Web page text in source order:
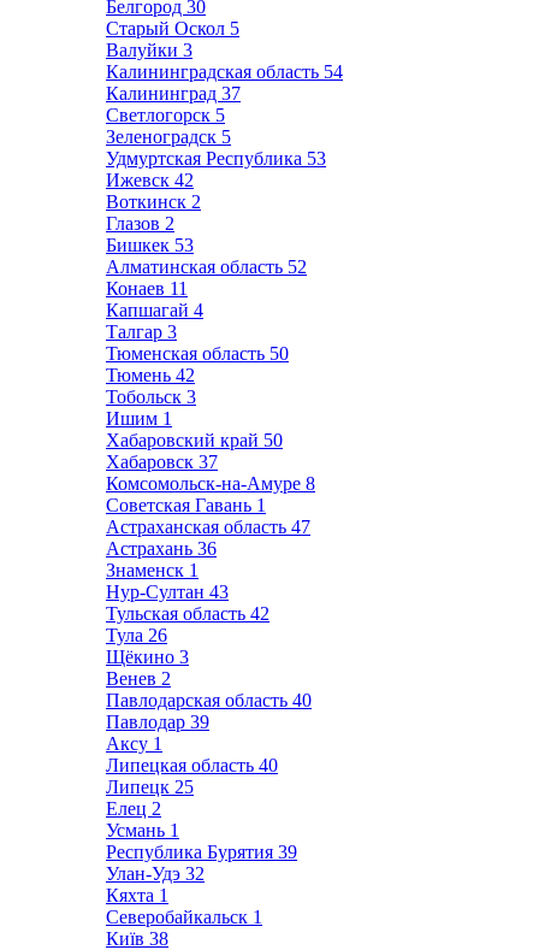
Белгород 30
Старый Оскол 5
Валуйки 3
Калининградская область 54
Калининград 37
Светлогорск 5
Зеленоградск 5
Удмуртская Республика 53
Ижевск 42
Воткинск 2
Глазов 2
Бишкек 53
Алматинская область 52
Конаев 11
Капшагай 4
Талгар 3
Тюменская область 50
Тюмень 42
Тобольск 3
Ишим 1
Хабаровский край 50
Хабаровск 37
Комсомольск-на-Амуре 8
Советская Гавань 1
Астраханская область 47
Астрахань 36
Знаменск 1
Нур-Султан 43
Тульская область 42
Тула 26
Щёкино 3
Венев 2
Павлодарская область 40
Павлодар 39
Аксу 1
Липецкая область 40
Липецк 25
Елец 2
Усмань 1
Республика Бурятия 39
Улан-Удэ 32
Кяхта 1
Северобайкальск 1
Київ 38